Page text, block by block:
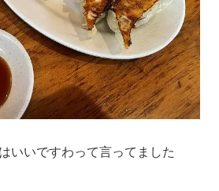
いいですわって言ってました